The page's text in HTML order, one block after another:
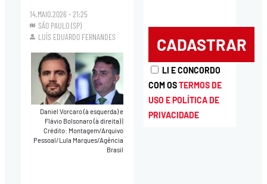
14.MAIO.2026 - 21:25
SÃO PAULO (SP)
LUÍS EDUARDO FERNANDES
Daniel Vorcaro (à esquerda) e
Flávio Bolsonaro (à direita)
Crédito: Montagem/Arquivo
Pessoal/Lula Marques/Agência
Brasil
LI E CONCORDO
COM OSTERMOS DE
USO E POLÍTICA DE
PRIVACIDADE